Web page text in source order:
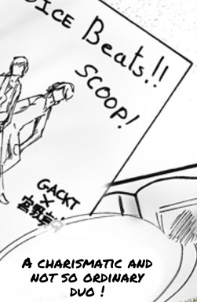
A charismatic and
not so ordinary
duo !